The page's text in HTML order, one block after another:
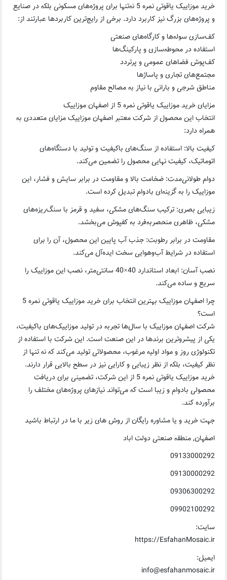
خرید موزاییک یاقوتی نمره 5 نه‌تنها برای پروژه‌های مسکونی بلکه در صنایع
و پروژه‌های بزرگ نیز کاربرد دارد. برخی از رایج‌ترین کاربردها عبارتند از:
کف‌سازی سوله‌ها و کارگاه‌های صنعتی
استفاده در محوطه‌سازی و پارکینگ‌ها
کف‌پوش فضاهای عمومی و پرتردد
مجتمع‌های تجاری و پاساژها
مناطق شرجی و بارانی با نیاز به مصالح مقاوم
مزایای خرید موزاییک یاقوتی نمره 5 از اصفهان موزاییک
انتخاب این محصول از شرکت معتبر اصفهان موزاییک مزایای متعددی به
همراه دارد:
کیفیت بالا: استفاده از سنگ‌های باکیفیت و تولید با دستگاه‌های
اتوماتیک، کیفیت نهایی محصول را تضمین می‌کند.
دوام طولانی‌مدت: ضخامت بالا و مقاومت در برابر سایش و فشار، این
موزاییک را به گزینه‌ای بادوام تبدیل کرده است.
زیبایی بصری: ترکیب سنگ‌های مشکی، سفید و قرمز با سنگ‌ریزه‌های
مشکی، ظاهری منحصربه‌فرد به کفپوش می‌بخشد.
مقاومت در برابر رطوبت: جذب آب پایین این محصول، آن را برای
استفاده در شرایط آب‌وهوایی سخت ایده‌آل می‌کند.
نصب آسان: ابعاد استاندارد 40×40 سانتی‌متر، نصب این موزاییک را
سریع و ساده می‌کند.
چرا اصفهان موزاییک بهترین انتخاب برای خرید موزاییک یاقوتی نمره 5
است؟
شرکت اصفهان موزاییک با سال‌ها تجربه در تولید موزاییک‌های باکیفیت،
یکی از پیشروترین برندها در این صنعت است. این شرکت با استفاده از
تکنولوژی روز و مواد اولیه مرغوب، محصولاتی تولید می‌کند که نه تنها از
نظر کیفیت، بلکه از نظر زیبایی و کارایی نیز در سطح بالایی قرار دارند.
خرید موزاییک یاقوتی نمره 5 از این شرکت، تضمینی برای دریافت
محصولی بادوام و زیبا است که می‌تواند نیازهای پروژه‌های مختلف را
برآورده کند.
جهت خرید و یا مشاوره رایگان از روش های زیر با ما در ارتباط باشید
اصفهان, منطقه صنعتی دولت اباد
09133000292
09130000292
09306300292
09902100292
سایت:
https://EsfahanMosaic.ir
ایمیل:
info@esfahanmosaic.ir